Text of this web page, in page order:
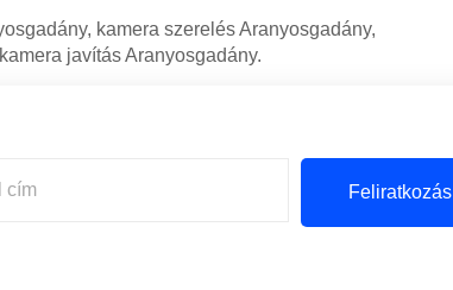
kamera szerelés Aranyosgadány,
javítás Aranyosgadány.
Feliratkozás